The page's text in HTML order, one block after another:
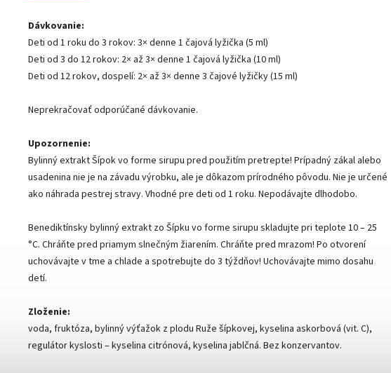
Dávkovanie:
Deti od 1 roku do 3 rokov: 3× denne 1 čajová lyžička (5 ml)
Deti od 3 do 12 rokov: 2× až 3× denne 1 čajová lyžička (10 ml)
Deti od 12 rokov, dospelí: 2× až 3× denne 3 čajové lyžičky (15 ml)
Neprekračovať odporúčané dávkovanie.
Upozornenie:
Bylinný extrakt Šípok vo forme sirupu pred použitím pretrepte! Prípadný zákal alebo
usadenina nie je na závadu výrobku, ale je dôkazom prírodného pôvodu. Nie je určené
ako náhrada pestrej stravy. Vhodné pre deti od 1 roku. Nepodávajte dlhodobo.
Benediktínsky bylinný extrakt zo Šípku vo forme sirupu skladujte pri teplote 10 – 25
°C. Chráňte pred priamym slnečným žiarením. Chráňte pred mrazom! Po otvorení
uchovávajte v tme a chlade a spotrebujte do 3 týždňov! Uchovávajte mimo dosahu
detí.
Zloženie:
voda, fruktóza, bylinný výťažok z plodu Ruže šípkovej, kyselina askorbová (vit. C),
regulátor kyslosti – kyselina citrónová, kyselina jablčná. Bez konzervantov.